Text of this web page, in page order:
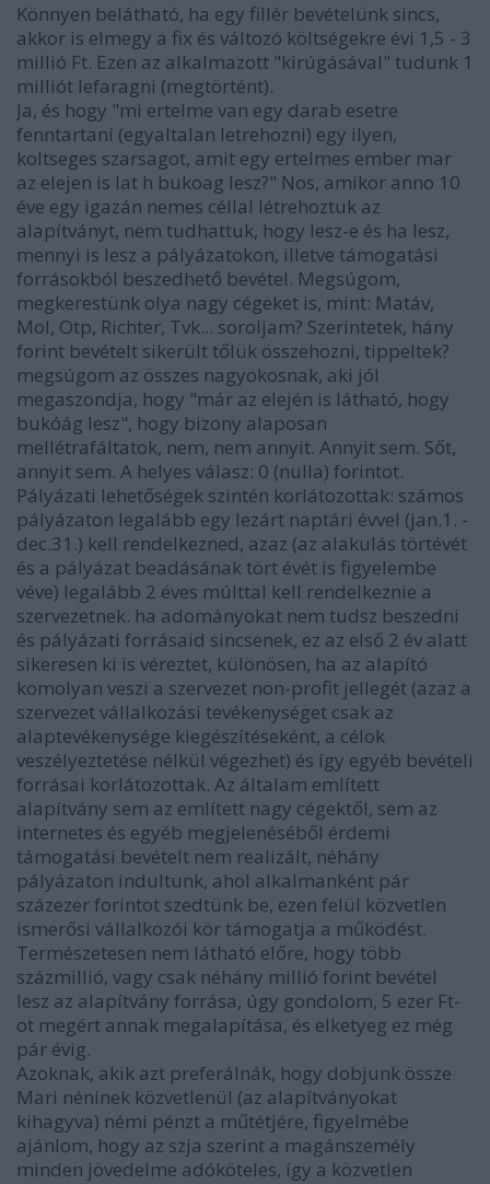
Könnyen belátható, ha egy fillér bevételünk sincs,
akkor is elmegy a fix és változó költségekre évi 1,5 - 3
millió Ft. Ezen az alkalmazott "kirúgásával" tudunk 1
milliót lefaragni (megtörtént).
Ja, és hogy "mi ertelme van egy darab esetre
fenntartani (egyaltalan letrehozni) egy ilyen,
koltseges szarsagot, amit egy ertelmes ember mar
az elejen is lat h bukoag lesz?" Nos, amikor anno 10
éve egy igazán nemes céllal létrehoztuk az
alapítványt, nem tudhattuk, hogy lesz-e és ha lesz,
mennyi is lesz a pályázatokon, illetve támogatási
forrásokból beszedhető bevétel. Megsúgom,
megkerestünk olya nagy cégeket is, mint: Matáv,
Mol, Otp, Richter, Tvk... soroljam? Szerintetek, hány
forint bevételt sikerült tőlük összehozni, tippeltek?
megsúgom az összes nagyokosnak, aki jól
megaszondja, hogy "már az elején is látható, hogy
bukóág lesz", hogy bizony alaposan
mellétrafáltatok, nem, nem annyit. Annyit sem. Sőt,
annyit sem. A helyes válasz: 0 (nulla) forintot.
Pályázati lehetőségek szintén korlátozottak: számos
pályázaton legalább egy lezárt naptári évvel (jan.1. -
dec.31.) kell rendelkezned, azaz (az alakulás törtévét
és a pályázat beadásának tört évét is figyelembe
véve) legalább 2 éves múlttal kell rendelkeznie a
szervezetnek. ha adományokat nem tudsz beszedni
és pályázati forrásaid sincsenek, ez az első 2 év alatt
sikeresen ki is véreztet, különösen, ha az alapító
komolyan veszi a szervezet non-profit jellegét (azaz a
szervezet vállalkozási tevékenységet csak az
alaptevékenysége kiegészítéseként, a célok
veszélyeztetése nélkül végezhet) és így egyéb bevételi
forrásai korlátozottak. Az általam említett
alapítvány sem az említett nagy cégektől, sem az
internetes és egyéb megjelenéséből érdemi
támogatási bevételt nem realizált, néhány
pályázaton indultunk, ahol alkalmanként pár
százezer forintot szedtünk be, ezen felül közvetlen
ismerősi vállalkozói kör támogatja a működést.
Természetesen nem látható előre, hogy több
százmillió, vagy csak néhány millió forint bevétel
lesz az alapítvány forrása, úgy gondolom, 5 ezer Ft-
ot megért annak megalapítása, és elketyeg ez még
pár évig.
Azoknak, akik azt preferálnák, hogy dobjunk össze
Mari néninek közvetlenül (az alapítványokat
kihagyva) némi pénzt a műtétjére, figyelmébe
ajánlom, hogy az szja szerint a magánszemély
minden jövedelme adóköteles, így a közvetlen